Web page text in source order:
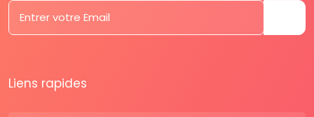
Liens rapides